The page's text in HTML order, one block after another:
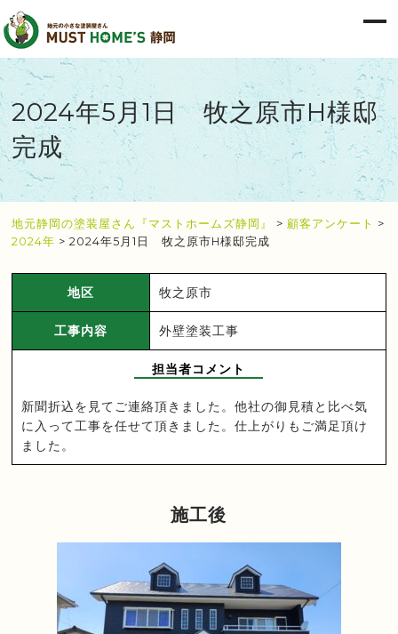
2024年5月1日 牧之原市H様邸
完成
地元静岡の塗装屋さん『マストホームズ静岡』 >顧客アンケート >
2024年 >2024年5月1日 牧之原市H様邸完成
地区 牧之原市
工事内容 外壁塗装工事
担当者コメント
新聞折込を見てご連絡頂きました。他社の御見積と比べ気
に入って工事を任せて頂きました。仕上がりもご満足頂け
ました。
施工後